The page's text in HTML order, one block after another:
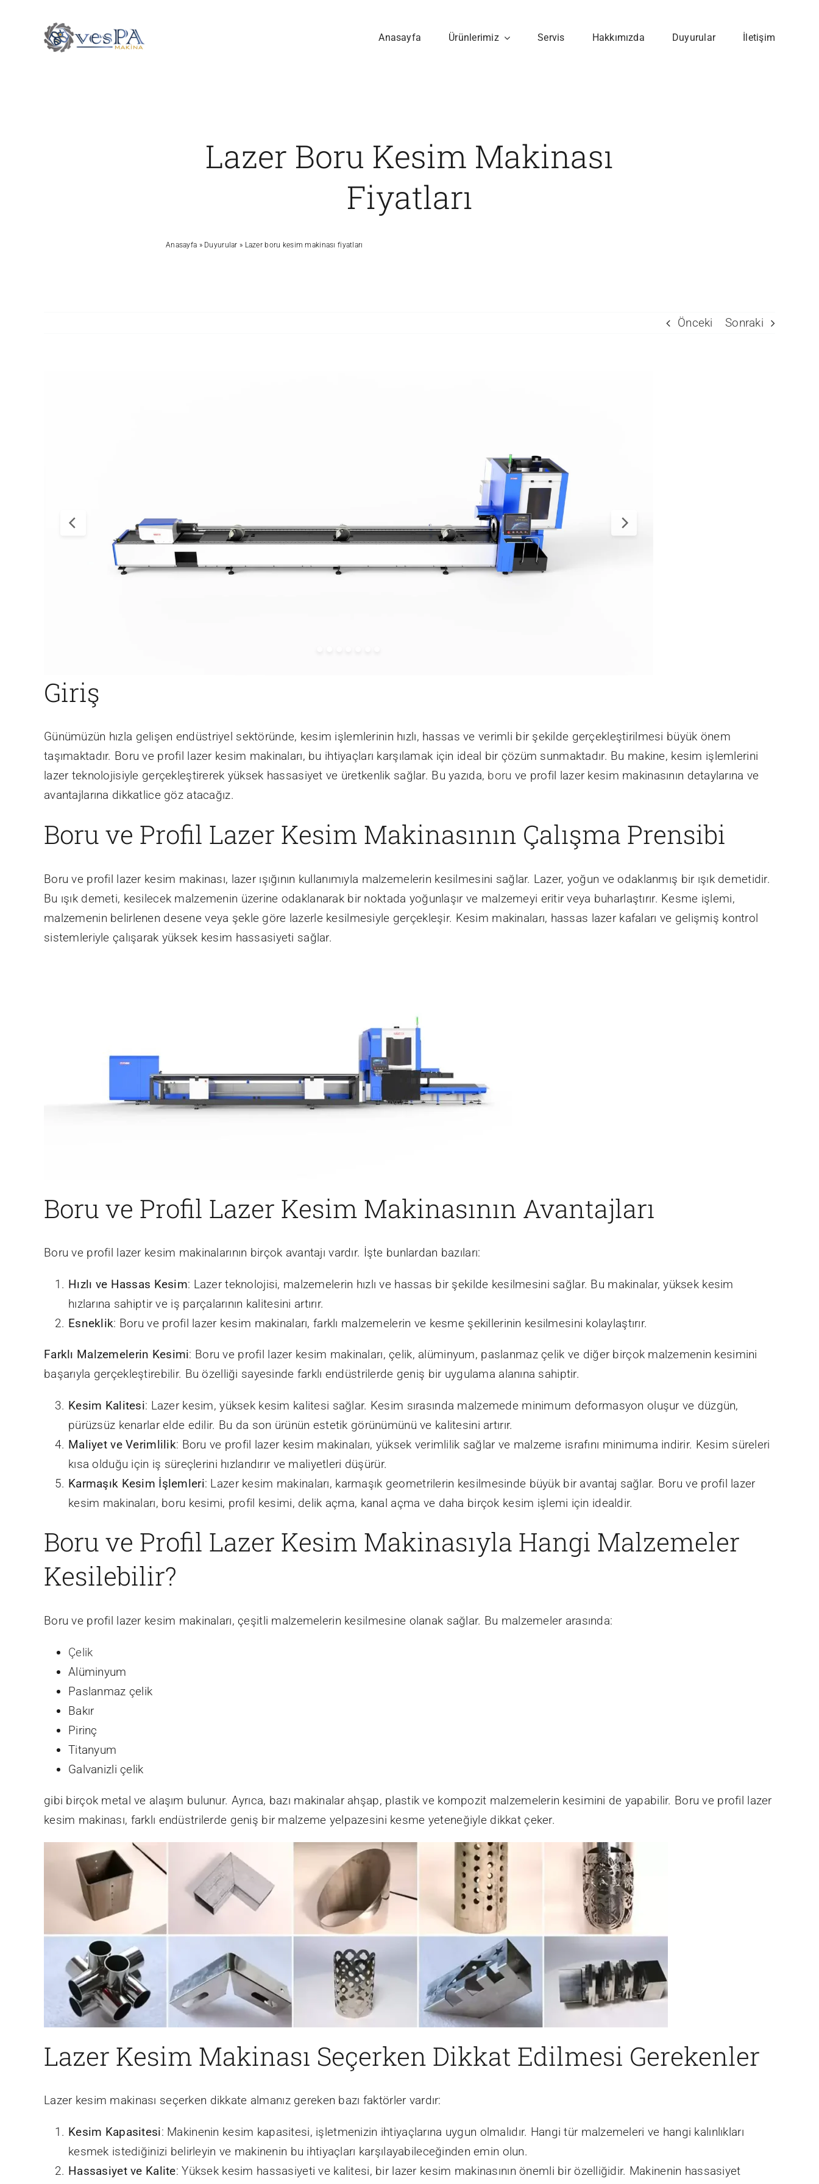
Anasayfa Ürünlerimiz Servis Hakkımızda Duyurular İletişim
Lazer Boru Kesim Makinası
Fiyatları
Anasayfa » Duyurular » Lazer boru kesim makinası fiyatları
Önceki Sonraki
Giriş
Günümüzün hızla gelişen endüstriyel sektöründe, kesim işlemlerinin hızlı, hassas ve verimli bir şekilde gerçekleştirilmesi büyük önem
taşımaktadır. Boru ve profil lazer kesim makinaları, bu ihtiyaçları karşılamak için ideal bir çözüm sunmaktadır. Bu makine, kesim işlemlerini
lazer teknolojisiyle gerçekleştirerek yüksek hassasiyet ve üretkenlik sağlar. Bu yazıda, boru ve profil lazer kesim makinasının detaylarına ve
avantajlarına dikkatlice göz atacağız.
Boru ve Profil Lazer Kesim Makinasının Çalışma Prensibi
Boru ve profil lazer kesim makinası, lazer ışığının kullanımıyla malzemelerin kesilmesini sağlar. Lazer, yoğun ve odaklanmış bir ışık demetidir.
Bu ışık demeti, kesilecek malzemenin üzerine odaklanarak bir noktada yoğunlaşır ve malzemeyi eritir veya buharlaştırır. Kesme işlemi,
malzemenin belirlenen desene veya şekle göre lazerle kesilmesiyle gerçekleşir. Kesim makinaları, hassas lazer kafaları ve gelişmiş kontrol
sistemleriyle çalışarak yüksek kesim hassasiyeti sağlar.
Boru ve Profil Lazer Kesim Makinasının Avantajları
Boru ve profil lazer kesim makinalarının birçok avantajı vardır. İşte bunlardan bazıları:
Hızlı ve Hassas Kesim: Lazer teknolojisi, malzemelerin hızlı ve hassas bir şekilde kesilmesini sağlar. Bu makinalar, yüksek kesim
hızlarına sahiptir ve iş parçalarının kalitesini artırır.
Esneklik: Boru ve profil lazer kesim makinaları, farklı malzemelerin ve kesme şekillerinin kesilmesini kolaylaştırır.
Farklı Malzemelerin Kesimi: Boru ve profil lazer kesim makinaları, çelik, alüminyum, paslanmaz çelik ve diğer birçok malzemenin kesimini
başarıyla gerçekleştirebilir. Bu özelliği sayesinde farklı endüstrilerde geniş bir uygulama alanına sahiptir.
Kesim Kalitesi: Lazer kesim, yüksek kesim kalitesi sağlar. Kesim sırasında malzemede minimum deformasyon oluşur ve düzgün,
pürüzsüz kenarlar elde edilir. Bu da son ürünün estetik görünümünü ve kalitesini artırır.
Maliyet ve Verimlilik: Boru ve profil lazer kesim makinaları, yüksek verimlilik sağlar ve malzeme israfını minimuma indirir. Kesim süreleri
kısa olduğu için iş süreçlerini hızlandırır ve maliyetleri düşürür.
Karmaşık Kesim İşlemleri: Lazer kesim makinaları, karmaşık geometrilerin kesilmesinde büyük bir avantaj sağlar. Boru ve profil lazer
kesim makinaları, boru kesimi, profil kesimi, delik açma, kanal açma ve daha birçok kesim işlemi için idealdir.
Boru ve Profil Lazer Kesim Makinasıyla Hangi Malzemeler
Kesilebilir?
Boru ve profil lazer kesim makinaları, çeşitli malzemelerin kesilmesine olanak sağlar. Bu malzemeler arasında:
Çelik
Alüminyum
Paslanmaz çelik
Bakır
Pirinç
Titanyum
Galvanizli çelik
gibi birçok metal ve alaşım bulunur. Ayrıca, bazı makinalar ahşap, plastik ve kompozit malzemelerin kesimini de yapabilir. Boru ve profil lazer
kesim makinası, farklı endüstrilerde geniş bir malzeme yelpazesini kesme yeteneğiyle dikkat çeker.
Lazer Kesim Makinası Seçerken Dikkat Edilmesi Gerekenler
Lazer kesim makinası seçerken dikkate almanız gereken bazı faktörler vardır:
Kesim Kapasitesi: Makinenin kesim kapasitesi, işletmenizin ihtiyaçlarına uygun olmalıdır. Hangi tür malzemeleri ve hangi kalınlıkları
kesmek istediğinizi belirleyin ve makinenin bu ihtiyaçları karşılayabileceğinden emin olun.
Hassasiyet ve Kalite: Yüksek kesim hassasiyeti ve kalitesi, bir lazer kesim makinasının önemli bir özelliğidir. Makinenin hassasiyet